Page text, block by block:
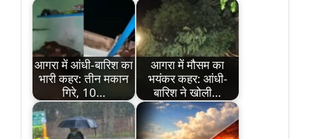
आगरा में आंधी-बारिश का
भारी कहर: तीन मकान
गिरे, 10…
आगरा में मौसम का
भयंकर कहर: आंधी-
बारिश ने खोली…